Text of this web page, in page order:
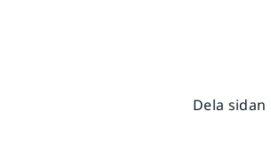
Dela sidan